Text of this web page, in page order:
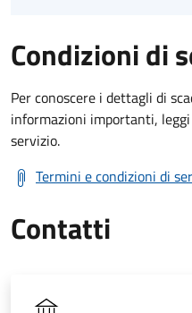
Condizioni di
Per conoscere i dettagli di
informazioni importanti,
servizio.
Termini e condizioni di
Contatti